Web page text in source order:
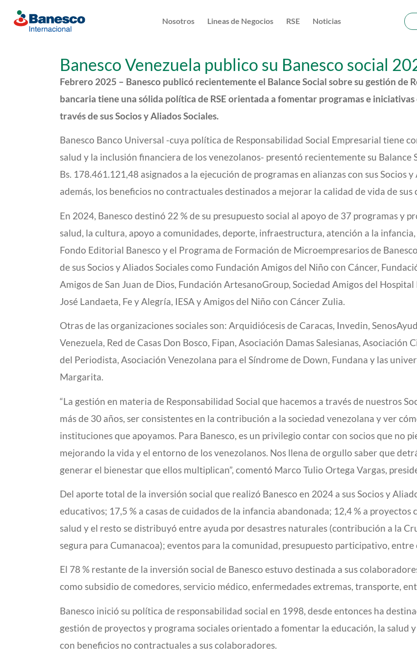
Nosotros Lineas de Negocios RSE Noticias
Banesco Venezuela publico su Banesco social
Febrero 2025 – Banesco publicó recientemente el Balance Social sobre su gestión de
bancaria tiene una sólida política de RSE orientada a fomentar programas e
través de sus Socios y Aliados Sociales.
Banesco Banco Universal -cuya política de Responsabilidad Social Empresarial tiene
salud y la inclusión financiera de los venezolanos- presentó recientemente su
Bs. 178.461.121,48 asignados a la ejecución de programas en alianzas con sus Socios
además, los beneficios no contractuales destinados a mejorar la calidad de vida de sus
En 2024, Banesco destinó 22 % de su presupuesto social al apoyo de 37 programas y
salud, la cultura, apoyo a comunidades, deporte, infraestructura, atención a la
Fondo Editorial Banesco y el Programa de Formación de Microempresarios de
de sus Socios y Aliados Sociales como Fundación Amigos del Niño con Cáncer,
Amigos de San Juan de Dios, Fundación ArtesanoGroup, Sociedad Amigos del
José Landaeta, Fe y Alegría, IESA y Amigos del Niño con Cáncer Zulia.
Otras de las organizaciones sociales son: Arquidiócesis de Caracas, Invedin,
Venezuela, Red de Casas Don Bosco, Fipan, Asociación Damas Salesianas,
del Periodista, Asociación Venezolana para el Síndrome de Down, Fundana y las
Margarita.
“La gestión en materia de Responsabilidad Social que hacemos a través de nuestros
más de 30 años, ser consistentes en la contribución a la sociedad venezolana y ver
instituciones que apoyamos. Para Banesco, es un privilegio contar con socios que no
mejorando la vida y el entorno de los venezolanos. Nos llena de orgullo saber que
generar el bienestar que ellos multiplican”, comentó Marco Tulio Ortega Vargas,
Del aporte total de la inversión social que realizó Banesco en 2024 a sus Socios y
educativos; 17,5 % a casas de cuidados de la infancia abandonada; 12,4 % a
salud y el resto se distribuyó entre ayuda por desastres naturales (contribución a la
segura para Cumanacoa); eventos para la comunidad, presupuesto participativo, entre
El 78 % restante de la inversión social de Banesco estuvo destinada a sus
como subsidio de comedores, servicio médico, enfermedades extremas, transporte,
Banesco inició su política de responsabilidad social en 1998, desde entonces ha
gestión de proyectos y programa sociales orientado a fomentar la educación, la salud
con beneficios no contractuales a sus colaboradores.